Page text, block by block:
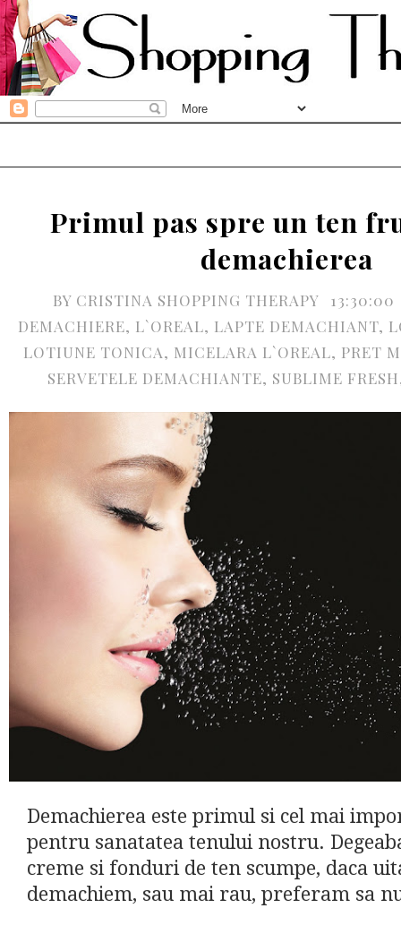
Primul pas spre un ten
demachierea
BY CRISTINA SHOPPING THERAPY
13:30:00
DEMACHIERE, L`OREAL, LAPTE DEMACHIANT,
LOTIUNE TONICA, MICELARA L`OREAL, PRET
SERVETELE DEMACHIANTE, SUBLIME FRESH
Demachierea este primul si cel mai
pentru sanatatea tenului nostru.
creme si fonduri de ten scumpe, daca
demachiem, sau mai rau, preferam sa